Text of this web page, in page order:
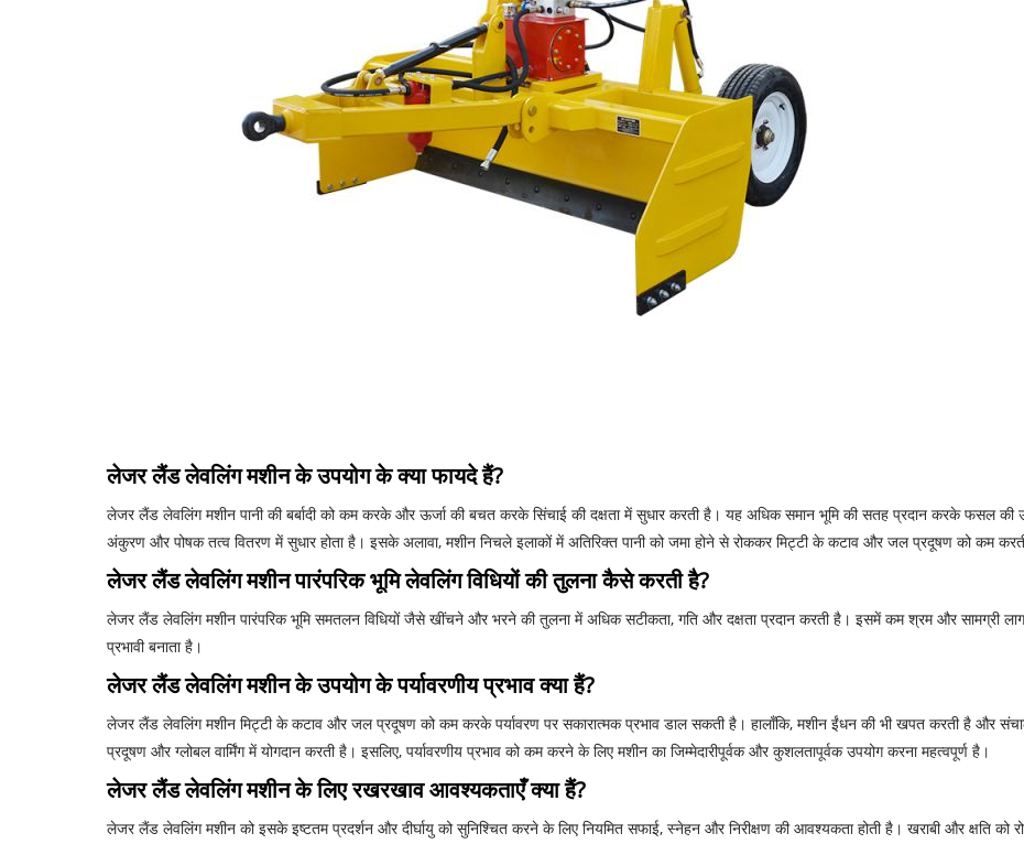
लेजर लैंड लेवलिंग मशीन के उपयोग के क्या फायदे हैं?
लेजर लैंड लेवलिंग मशीन पानी की बर्बादी को कम करके और ऊर्जा की बचत करके सिंचाई की दक्षता में सुधार करती है। यह अधिक समान भूमि की सतह प्रदान करके फसल
अंकुरण और पोषक तत्व वितरण में सुधार होता है। इसके अलावा, मशीन निचले इलाकों में अतिरिक्त पानी को जमा होने से रोककर मिट्टी के कटाव और जल प्रदूषण को कम
लेजर लैंड लेवलिंग मशीन पारंपरिक भूमि लेवलिंग विधियों की तुलना कैसे करती है?
लेजर लैंड लेवलिंग मशीन पारंपरिक भूमि समतलन विधियों जैसे खींचने और भरने की तुलना में अधिक सटीकता, गति और दक्षता प्रदान करती है। इसमें कम श्रम और सामग्री
प्रभावी बनाता है।
लेजर लैंड लेवलिंग मशीन के उपयोग के पर्यावरणीय प्रभाव क्या हैं?
लेजर लैंड लेवलिंग मशीन मिट्टी के कटाव और जल प्रदूषण को कम करके पर्यावरण पर सकारात्मक प्रभाव डाल सकती है। हालाँकि, मशीन ईंधन की भी खपत करती है और
प्रदूषण और ग्लोबल वार्मिंग में योगदान करती है। इसलिए, पर्यावरणीय प्रभाव को कम करने के लिए मशीन का जिम्मेदारीपूर्वक और कुशलतापूर्वक उपयोग करना महत्वपूर्ण है।
लेजर लैंड लेवलिंग मशीन के लिए रखरखाव आवश्यकताएँ क्या हैं?
लेजर लैंड लेवलिंग मशीन को इसके इष्टतम प्रदर्शन और दीर्घायु को सुनिश्चित करने के लिए नियमित सफाई, स्नेहन और निरीक्षण की आवश्यकता होती है। खराबी और क्षति